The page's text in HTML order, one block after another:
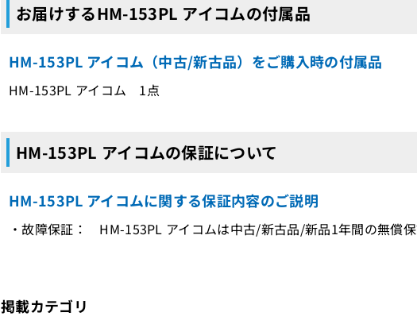
お届けするHM-153PL アイコムの付属品
HM-153PL アイコム（中古/新古品）をご購入時の付属品
HM-153PL アイコム 1点
HM-153PL アイコムの保証について
HM-153PL アイコムに関する保証内容のご説明
・故障保証： HM-153PL アイコムは中古/新古品/新品1年間の無償
掲載カテゴリ